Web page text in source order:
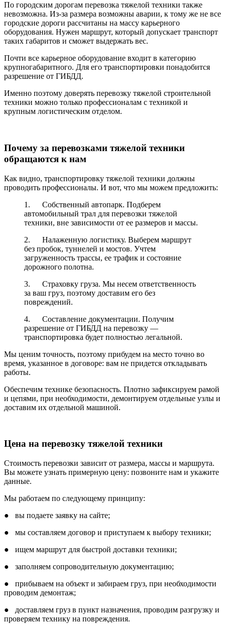
По городским дорогам перевозка тяжелой техники также
невозможна. Из-за размера возможны аварии, к тому же не все
городские дороги рассчитаны на массу карьерного
оборудования. Нужен маршрут, который допускает транспорт
таких габаритов и сможет выдержать вес.
Почти все карьерное оборудование входит в категорию
крупногабаритного. Для его транспортировки понадобится
разрешение от ГИБДД.
Именно поэтому доверять перевозку тяжелой строительной
техники можно только профессионалам с техникой и
крупным логистическим отделом.
Почему за перевозками тяжелой техники
обращаются к нам
Как видно, транспортировку тяжелой техники должны
проводить профессионалы. И вот, что мы можем предложить:
1. Собственный автопарк. Подберем
автомобильный трал для перевозки тяжелой
техники, вне зависимости от ее размеров и массы.
2. Налаженную логистику. Выберем маршрут
без пробок, туннелей и мостов. Учтем
загруженность трассы, ее трафик и состояние
дорожного полотна.
3. Страховку груза. Мы несем ответственность
за ваш груз, поэтому доставим его без
повреждений.
4. Составление документации. Получим
разрешение от ГИБДД на перевозку —
транспортировка будет полностью легальной.
Мы ценим точность, поэтому прибудем на место точно во
время, указанное в договоре: вам не придется откладывать
работы.
Обеспечим технике безопасность. Плотно зафиксируем рамой
и цепями, при необходимости, демонтируем отдельные узлы и
доставим их отдельной машиной.
Цена на перевозку тяжелой техники
Стоимость перевозки зависит от размера, массы и маршрута.
Вы можете узнать примерную цену: позвоните нам и укажите
данные.
Мы работаем по следующему принципу:
● вы подаете заявку на сайте;
● мы составляем договор и приступаем к выбору техники;
● ищем маршрут для быстрой доставки техники;
● заполняем сопроводительную документацию;
● прибываем на объект и забираем груз, при необходимости
проводим демонтаж;
● доставляем груз в пункт назначения, проводим разгрузку и
проверяем технику на повреждения.